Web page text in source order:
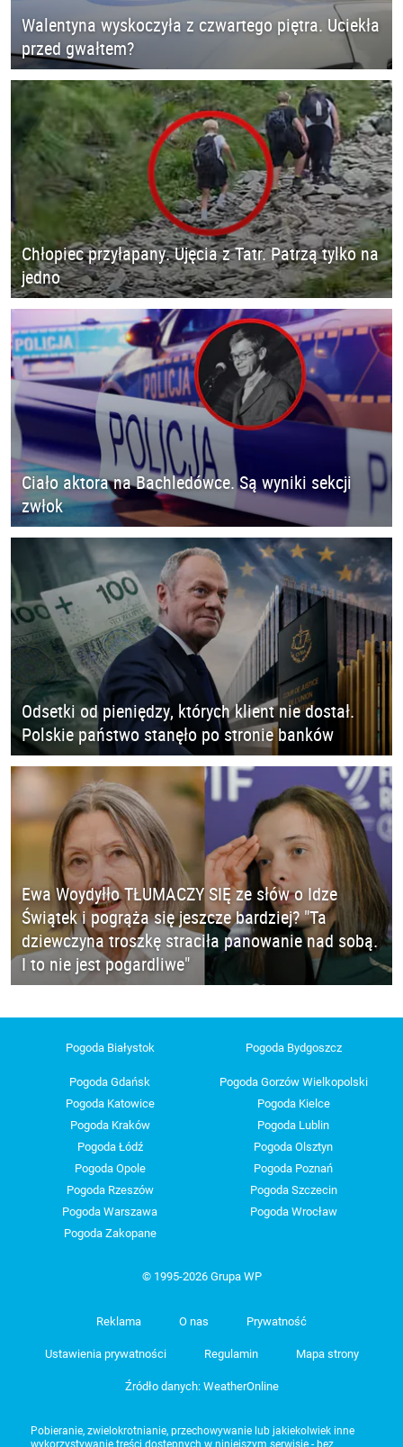
Walentyna wyskoczyła z czwartego piętra. Uciekła
przed gwałtem?
Chłopiec przyłapany. Ujęcia z Tatr. Patrzą tylko na
jedno
Ciało aktora na Bachledówce. Są wyniki sekcji
zwłok
Odsetki od pieniędzy, których klient nie dostał.
Polskie państwo stanęło po stronie banków
Ewa Woydyłło TŁUMACZY SIĘ ze słów o Idze
Świątek i pogrąża się jeszcze bardziej? "Ta
dziewczyna troszkę straciła panowanie nad sobą.
I to nie jest pogardliwe"
Pogoda Białystok Pogoda Bydgoszcz
Pogoda Gdańsk
Pogoda Gorzów Wielkopolski
Pogoda Katowice
Pogoda Kielce
Pogoda Kraków
Pogoda Lublin
Pogoda Łódź
Pogoda Olsztyn
Pogoda Opole
Pogoda Poznań
Pogoda Rzeszów
Pogoda Szczecin
Pogoda Warszawa
Pogoda Wrocław
Pogoda Zakopane
© 1995-2026 Grupa WP
Reklama O nas Prywatność
Ustawienia prywatności Regulamin Mapa strony
Źródło danych: WeatherOnline
Pobieranie, zwielokrotnianie, przechowywanie lub jakiekolwiek inne
wykorzystywanie treści dostępnych w niniejszym serwisie - bez